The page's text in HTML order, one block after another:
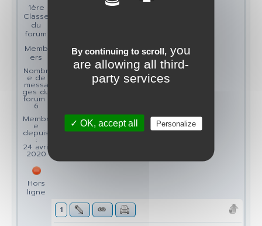
1ère
Classe
du
forum
Memb
ers
Nombr
e de
messa
ges du
forum :
6
Membr
e
depuis
:
24 avril
2020
Hors
ligne
1
By continuing to scroll,
you
are allowing all third-
party services
✓ OK, accept all Personalize